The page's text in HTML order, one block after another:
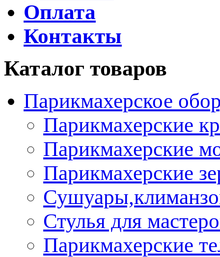
Оплата
Контакты
Каталог товаров
Парикмахерское
Парикмахерские
Парикмахерские
Парикмахерские
Стулья для
Парикмахерские